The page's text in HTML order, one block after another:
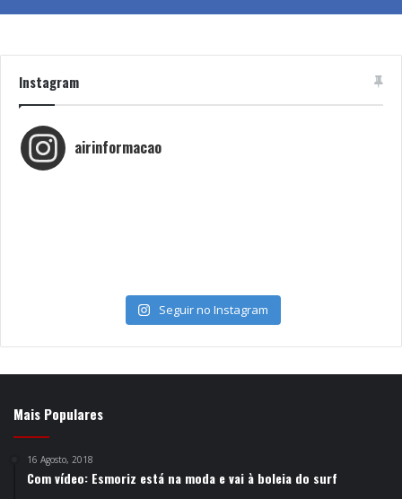
Instagram
airinformacao
Seguir no Instagram
Mais Populares
16 Agosto, 2018
Com vídeo: Esmoriz está na moda e vai à boleia do surf